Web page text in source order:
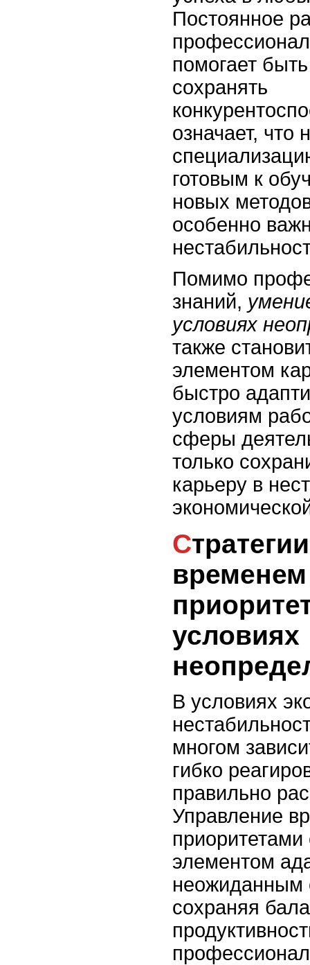
Постоянное
помогает
сохранять
означает, что
готовым к
новых
особенно
Помимо
знаний,
условиях
также
элементом
быстро
условиям
сферы
только
карьеру в
Стратегии управления
условиях
В условиях
многом
гибко
правильно
Управление
элементом
неожиданным
сохраняя